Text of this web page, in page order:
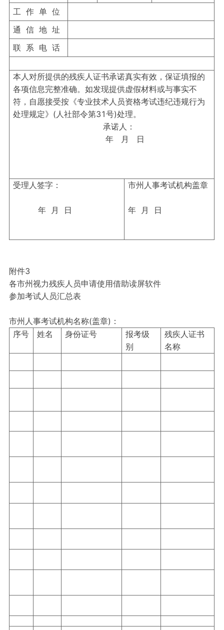
工 作 单 位
通 信 地 址
联 系 电 话
本人对所提供的残疾人证书承诺真实有效，保证填报的
各项信息完整准确。如发现提供虚假材料或与事实不
符，自愿接受按《专业技术人员资格考试违纪违规行为
处理规定》(人社部令第31号)处理。
承诺人：
年 月 日
受理人签字：
年 月 日
市州人事考试机构盖章
年 月 日
附件3
各市州视力残疾人员申请使用借助读屏软件
参加考试人员汇总表
市州人事考试机构名称(盖章)：
序号
姓名 身份证号
报考级
别
残疾人证书
名称